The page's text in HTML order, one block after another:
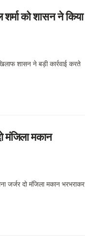
को शासन ने किया
शासन ने बड़ी कार्रवाई करते
मंजिला मकान
जर्जर दो मंजिला मकान भरभराकर